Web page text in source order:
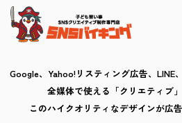
SNSバイキングとは
Google、Yahoo!リスティング広告、LINE
全媒体で使える「クリエティブ
このハイクオリティなデザインが広